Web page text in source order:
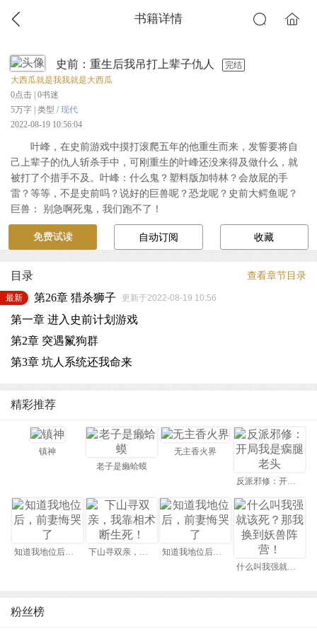
书籍详情
史前：重生后我吊打上辈子仇人
完结
大西瓜就是我我就是大西瓜
0点击 | 0书迷
5万字 | 类型 / 现代
2022-08-19 10:56:04
叶峰，在史前游戏中摸打滚爬五年的他重生而来，发誓要将自
己上辈子的仇人斩杀手中，可刚重生的叶峰还没来得及做什么，就
被打了个措手不及。叶峰：什么鬼？塑料版加特林？会放屁的手
雷？等等，不是史前吗？说好的巨兽呢？恐龙呢？史前大鳄鱼呢？
巨兽： 别急啊死鬼，我们跑不了！
免费试读 自动订阅 收藏
目录 查看章节目录
最新 第26章 猎杀狮子 更新于2022-08-19 10:56
第一章 进入史前计划游戏
第2章 突遇鬣狗群
第3章 坑人系统还我命来
精彩推荐
镇神
老子是癞蛤蟆
无主香火界
反派邪修：开局我是瘸腿老头
知道我地位后，前妻悔哭了 下山寻双亲，我靠相术断生死！
知道我地位后，前妻悔哭了
什么叫我强就该死？那我换到妖兽阵营！
粉丝榜